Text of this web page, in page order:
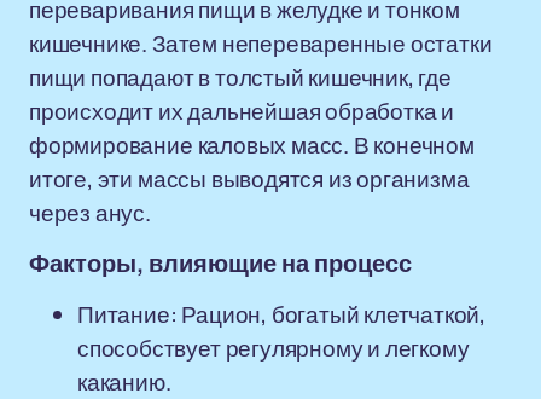
переваривания пищи в желудке и тонком
кишечнике. Затем непереваренные остатки
пищи попадают в толстый кишечник, где
происходит их дальнейшая обработка и
формирование каловых масс. В конечном
итоге, эти массы выводятся из организма
через анус.
Факторы, влияющие на процесс
Питание: Рацион, богатый клетчаткой,
способствует регулярному и легкому
каканию.